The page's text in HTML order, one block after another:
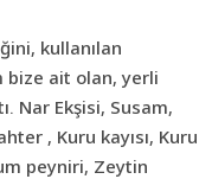
kullanılan
bize ait olan, yerli
Nar Ekşisi, Susam,
, Kuru kayısı, Kuru
peyniri, Zeytin